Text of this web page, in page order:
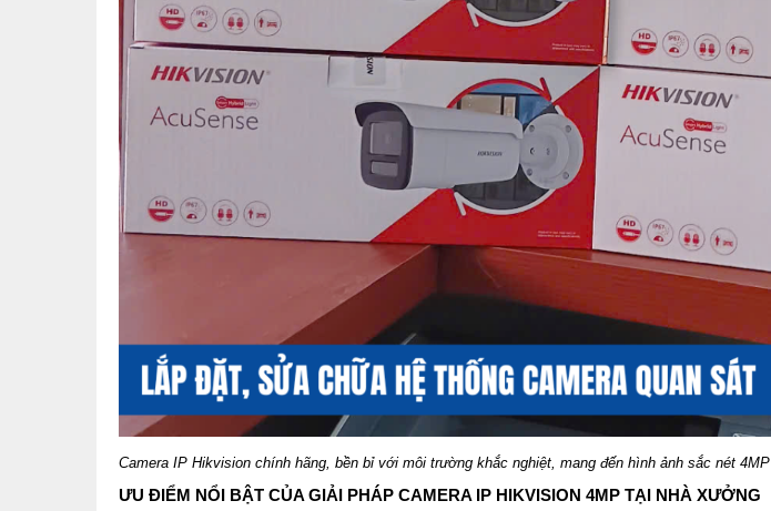
Camera IP Hikvision chính hãng, bền bỉ với môi trường khắc nghiệt, mang đến hình ảnh sắc nét 4MP
ƯU ĐIỂM NỔI BẬT CỦA GIẢI PHÁP CAMERA IP HIKVISION 4MP TẠI NHÀ XƯỞNG